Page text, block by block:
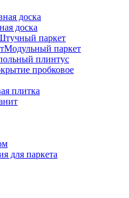
доска
доска
паркет
Модульный паркет
плинтус
пробковое
плитка
для паркета